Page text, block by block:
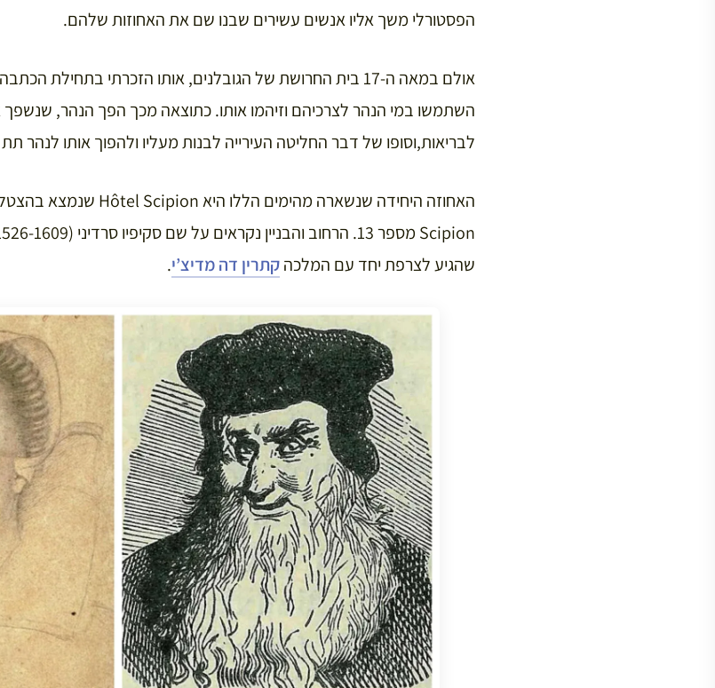
הפסטורלי משך אליו אנשים עשירים שבנו שם את האחוזות שלהם.
אולם במאה ה-17 בית החרושת של הגובלנים, אותו הזכרתי
השתמשו במי הנהר לצרכיהם וזיהמו אותו. כתוצאה מכך הפך הנהר, שנשפך
לבריאות,וסופו של דבר החליטה העירייה לבנות מעליו ולהפוך אותו לנהר
שהגיע לצרפת יחד עם המלכהקתרין דה מדיצ’י.